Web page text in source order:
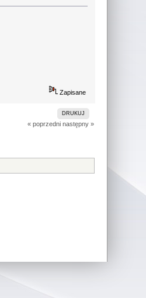
Zapisane
DRUKUJ
« poprzedni następny »